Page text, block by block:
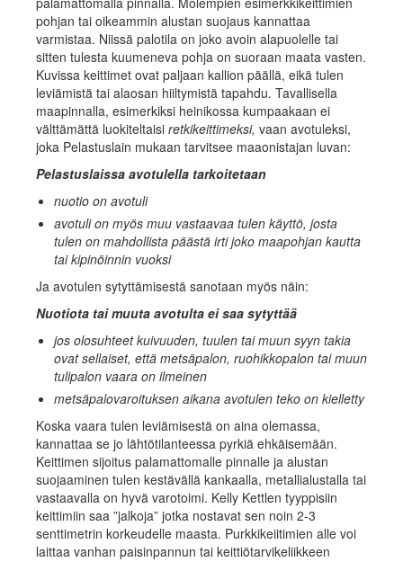
pohjan tai oikeammin alustan suojaus kannattaa
varmistaa. Niissä palotila on joko avoin alapuolelle tai
sitten tulesta kuumeneva pohja on suoraan maata vasten.
Kuvissa keittimet ovat paljaan kallion päällä, eikä tulen
leviämistä tai alaosan hiiltymistä tapahdu. Tavallisella
maapinnalla, esimerkiksi heinikossa kumpaakaan ei
välttämättä luokiteltaisi retkikeittimeksi, vaan avotuleksi,
joka Pelastuslain mukaan tarvitsee maaonistajan luvan:
Pelastuslaissa avotulella tarkoitetaan
nuotio on avotuli
avotuli on myös muu vastaavaa tulen käyttö, josta
tulen on mahdollista päästä irti joko maapohjan kautta
tai kipinöinnin vuoksi
Ja avotulen sytyttämisestä sanotaan myös näin:
Nuotiota tai muuta avotulta ei saa sytyttää
jos olosuhteet kuivuuden, tuulen tai muun syyn takia
ovat sellaiset, että metsäpalon, ruohikkopalon tai muun
tulipalon vaara on ilmeinen
metsäpalovaroituksen aikana avotulen teko on kielletty
Koska vaara tulen leviämisestä on aina olemassa,
kannattaa se jo lähtötilanteessa pyrkiä ehkäisemään.
Keittimen sijoitus palamattomalle pinnalle ja alustan
suojaaminen tulen kestävällä kankaalla, metallialustalla tai
vastaavalla on hyvä varotoimi. Kelly Kettlen tyyppisiin
keittimiin saa ”jalkoja” jotka nostavat sen noin 2-3
senttimetrin korkeudelle maasta. Purkkikeiitimien alle voi
laittaa vanhan paisinpannun tai keittiötarvikeliikkeen